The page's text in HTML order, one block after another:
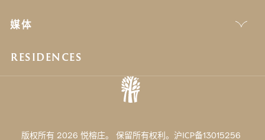
媒体
RESIDENCES
版权所有 2026 悦榕庄。 保留所有权利。沪ICP备13015256